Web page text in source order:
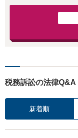
税務訴訟の法律Q&A
新着順